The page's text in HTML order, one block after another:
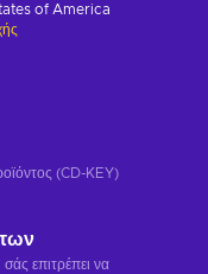
of America
(CD-KEY)
επιτρέπει να